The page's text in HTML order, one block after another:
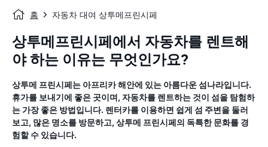
홈 자동차 대여 상투메프린시페
상투메프린시페에서 자동차를 렌트해
야 하는 이유는 무엇인가요?
상투메 프린시페는 아프리카 해안에 있는 아름다운 섬나라입니다.
휴가를 보내기에 좋은 곳이며, 자동차를 렌트하는 것이 섬을 탐험하
는 가장 좋은 방법입니다. 렌터카를 이용하면 쉽게 섬 주변을 둘러
보고, 많은 명소를 방문하고, 상투메 프린시페의 독특한 문화를 경
험할 수 있습니다.